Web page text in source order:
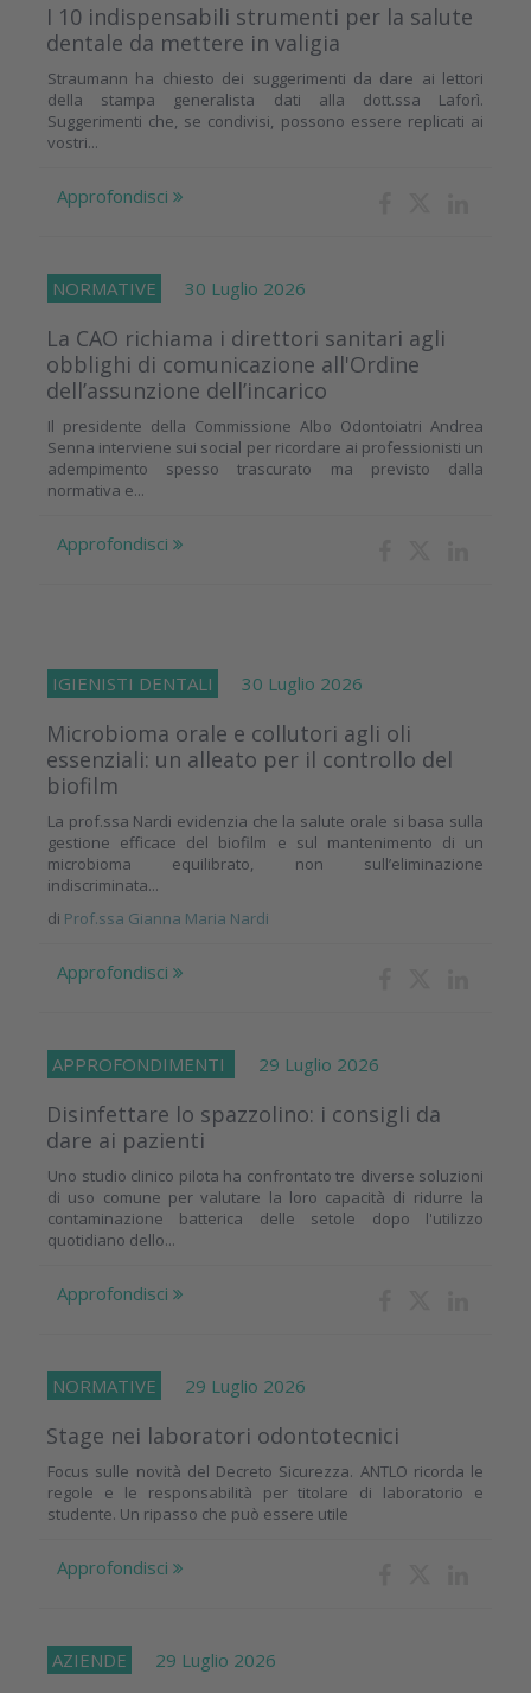
I 10 indispensabili strumenti per la salute
dentale da mettere in valigia
Straumann ha chiesto dei suggerimenti da dare ai lettori
della stampa generalista dati alla dott.ssa Laforì.
Suggerimenti che, se condivisi, possono essere replicati ai
vostri...
Approfondisci
NORMATIVE 30 Luglio 2026
La CAO richiama i direttori sanitari agli
obblighi di comunicazione all'Ordine
dell’assunzione dell’incarico
Il presidente della Commissione Albo Odontoiatri Andrea
Senna interviene sui social per ricordare ai professionisti un
adempimento spesso trascurato ma previsto dalla
normativa e...
Approfondisci
IGIENISTI DENTALI 30 Luglio 2026
Microbioma orale e collutori agli oli
essenziali: un alleato per il controllo del
biofilm
La prof.ssa Nardi evidenzia che la salute orale si basa sulla
gestione efficace del biofilm e sul mantenimento di un
microbioma equilibrato, non sull’eliminazione
indiscriminata...
di Prof.ssa Gianna Maria Nardi
Approfondisci
APPROFONDIMENTI 29 Luglio 2026
Disinfettare lo spazzolino: i consigli da
dare ai pazienti
Uno studio clinico pilota ha confrontato tre diverse soluzioni
di uso comune per valutare la loro capacità di ridurre la
contaminazione batterica delle setole dopo l'utilizzo
quotidiano dello...
Approfondisci
NORMATIVE 29 Luglio 2026
Stage nei laboratori odontotecnici
Focus sulle novità del Decreto Sicurezza. ANTLO ricorda le
regole e le responsabilità per titolare di laboratorio e
studente. Un ripasso che può essere utile
Approfondisci
AZIENDE 29 Luglio 2026